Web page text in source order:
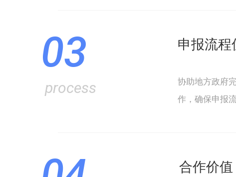
03
process
申报流程
协助地方政府
作，确保申报
合作价值